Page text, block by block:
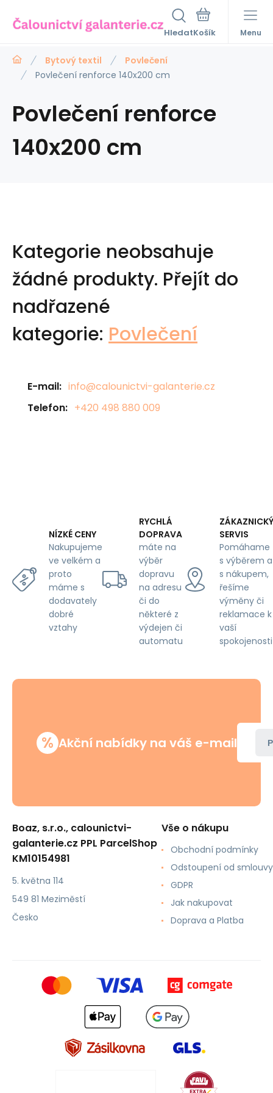
Hledat Menu
Bytový textil
Povlečení
Povlečení renforce 140x200 cm
Povlečení renforce
140x200 cm
Kategorie neobsahuje
žádné produkty. Přejít do
nadřazené
kategorie: Povlečení
E-mail: info@calounictvi-galanterie.cz
Telefon: +420 498 880 009
NÍZKÉ CENY
Nakupujeme
ve velkém a
proto
máme s
dodavately
dobré
vztahy
RYCHLÁ
DOPRAVA
máte na
výběr
dopravu
na adresu
či do
některé z
výdejen či
automatu
ZÁKAZNICKÝ
SERVIS
Pomáhame
s výběrem a
s nákupem,
řešíme
výměny či
reklamace k
vaší
spokojenosti
% Akční nabídky na váš e-mail
Boaz, s.r.o., calounictvi-
galanterie.cz PPL ParcelShop
KM10154981
5. května 114
549 81 Meziměstí
Česko
Vše o nákupu
Obchodní podmínky
Odstoupení od smlouvy
GDPR
Jak nakupovat
Doprava a Platba